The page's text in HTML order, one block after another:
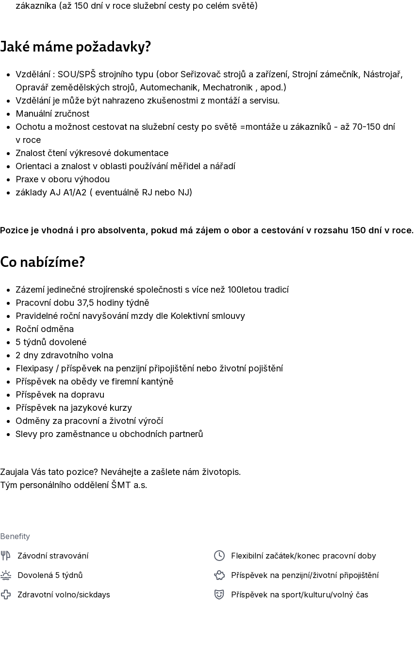
zákazníka (až 150 dní v roce služební cesty po celém světě)
Jaké máme požadavky?
Vzdělání : SOU/SPŠ strojního typu (obor Seřizovač strojů a zařízení, Strojní zámečník, Nástrojař,
Opravář zemědělských strojů, Automechanik, Mechatronik , apod.)
Vzdělání je může být nahrazeno zkušenostmi z montáží a servisu.
Manuální zručnost
Ochotu a možnost cestovat na služební cesty po světě =montáže u zákazníků - až 70-150 dní
v roce
Znalost čtení výkresové dokumentace
Orientaci a znalost v oblasti používání měřidel a nářadí
Praxe v oboru výhodou
základy AJ A1/A2 ( eventuálně RJ nebo NJ)
Pozice je vhodná i pro absolventa, pokud má zájem o obor a cestování v rozsahu 150 dní v roce.
Co nabízíme?
Zázemí jedinečné strojírenské společnosti s více než 100letou tradicí
Pracovní dobu 37,5 hodiny týdně
Pravidelné roční navyšování mzdy dle Kolektivní smlouvy
Roční odměna
5 týdnů dovolené
2 dny zdravotního volna
Flexipasy / příspěvek na penzijní připojištění nebo životní pojištění
Příspěvek na obědy ve firemní kantýně
Příspěvek na dopravu
Příspěvek na jazykové kurzy
Odměny za pracovní a životní výročí
Slevy pro zaměstnance u obchodních partnerů
Zaujala Vás tato pozice? Neváhejte a zašlete nám životopis.
Tým personálního oddělení ŠMT a.s.
Benefity
Závodní stravování
Dovolená 5 týdnů
Zdravotní volno/sickdays
Flexibilní začátek/konec pracovní doby
Příspěvek na penzijní/životní připojištění
Příspěvek na sport/kulturu/volný čas